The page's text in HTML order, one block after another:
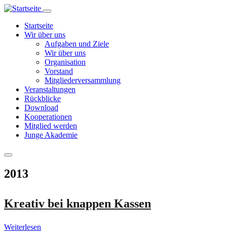
Direkt
Inhalt
Hauptnavigation
Startseite
Wir über uns
Aufgaben und Ziele
Wir über uns
Organisation
Vorstand
Mitgliederversammlung
Veranstaltungen
Rückblicke
Download
Kooperationen
Mitglied werden
Junge Akademie
2013
Kreativ bei knappen Kassen
Weiterlesen